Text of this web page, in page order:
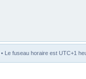
• Le fuseau horaire est UTC+1